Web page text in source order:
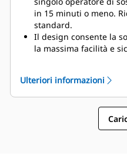
in 15 minuti o meno.
standard.
Il design consente la
la massima facilità e
Il modello MP324
Ulteriori informazioni